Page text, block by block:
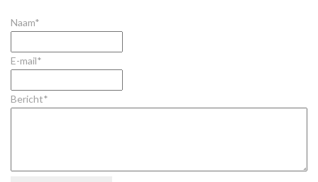
Naam*
E-mail*
Bericht*